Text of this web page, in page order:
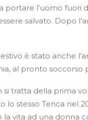
portare l’uomo fuori
salvato. Dopo
è stato anche
al pronto soccorso
si tratta della prima
lo stesso Tenca nel
la vita ad una donna